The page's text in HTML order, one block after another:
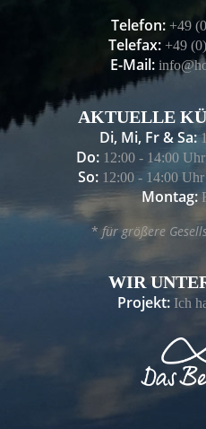
Telefon: +49
Telefax: +49
E-Mail:
AKTUELLE
Di, Mi, Fr & Sa:
Do: 12:00 - 14:00
So: 12:00 - 14:00
Montag:
* für größere
WIR
Projekt: Ich